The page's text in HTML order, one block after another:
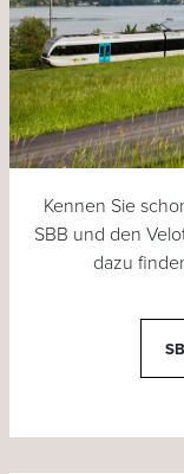
Kennen Sie
SBB und den
dazu